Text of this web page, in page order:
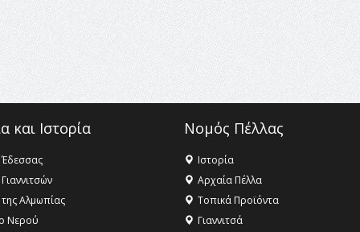
και Ιστορία
Έδεσσας
Αλμωπίας
Νερού
Νομός Πέλλας
Ιστορία
Αρχαία Πέλλα
Τοπικά Προϊόντα
Γιαννιτσά